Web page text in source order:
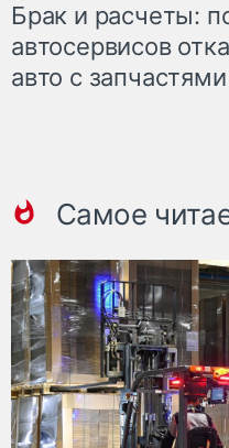
Брак и расчеты:
автосервисов
авто с
Самое